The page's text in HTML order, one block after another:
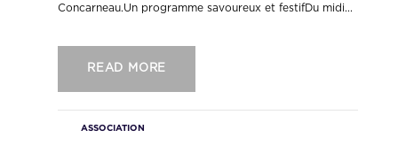
Concarneau.Un programme savoureux et festifDu midi...
READ MORE
ASSOCIATION